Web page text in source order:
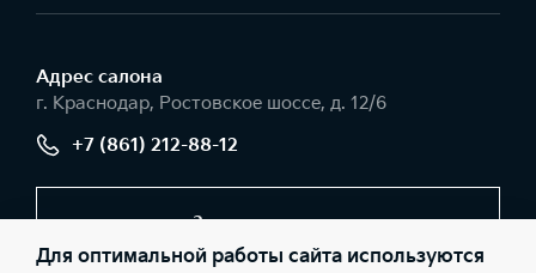
Адрес салонa
г. Краснодар, Ростовское шоссе, д. 12/6
+7 (861) 212-88-12
Заказать звонок
Для оптимальной работы сайта используются